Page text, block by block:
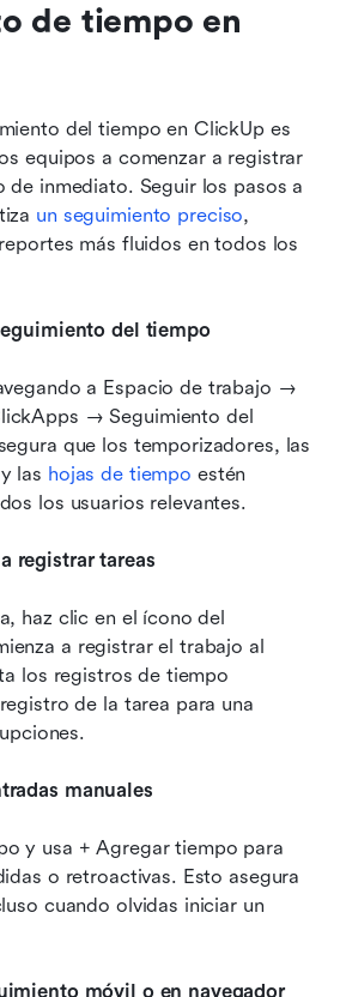
de tiempo en
del tiempo en ClickUp es
equipos a comenzar a registrar
de inmediato. Seguir los pasos a
un seguimiento preciso,
más fluidos en todos los
del tiempo
a Espacio de trabajo →
→ Seguimiento del
que los temporizadores, las
las hojas de tiempo estén
los usuarios relevantes.
registrar tareas
haz clic en el ícono del
a registrar el trabajo al
los registros de tiempo
de la tarea para una
manuales
y usa + Agregar tiempo para
o retroactivas. Esto asegura
cuando olvidas iniciar un
móvil o en navegador